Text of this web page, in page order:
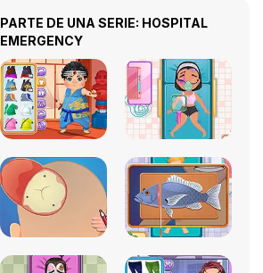
PARTE DE UNA SERIE: HOSPITAL
EMERGENCY